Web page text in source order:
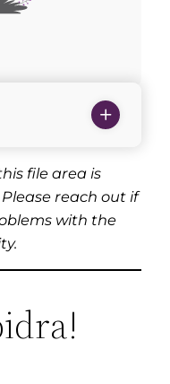
file area is
reach out if
with the